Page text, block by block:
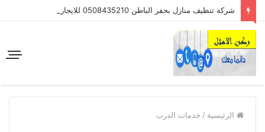
شركة تنظيف منازل بحفر الباطن 0508435210 للايجار
الرئيسية / خدمات الدرب